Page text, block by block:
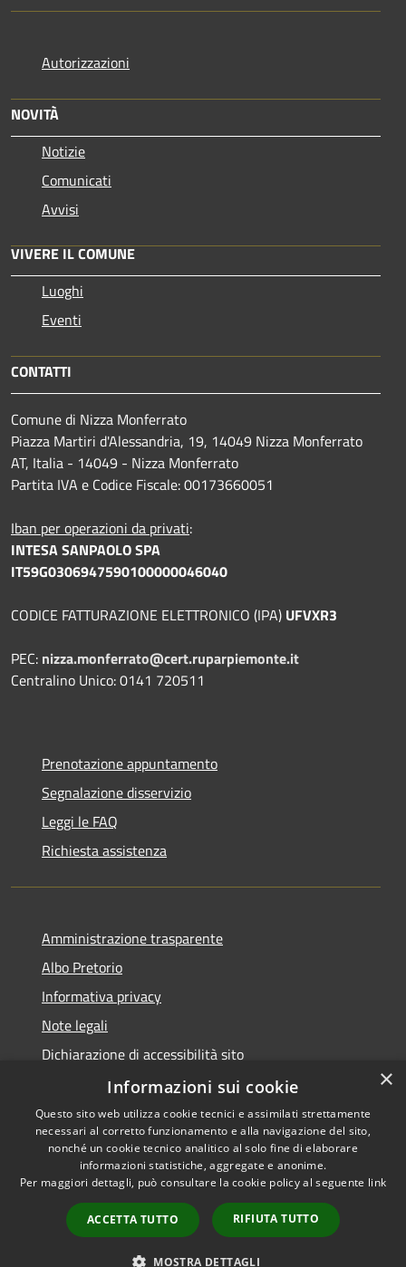
Autorizzazioni
NOVITÀ
Notizie
Comunicati
Avvisi
VIVERE IL COMUNE
Luoghi
Eventi
CONTATTI
Comune di Nizza Monferrato
Piazza Martiri d'Alessandria, 19, 14049 Nizza Monferrato
AT, Italia - 14049 - Nizza Monferrato
Partita IVA e Codice Fiscale: 00173660051
Iban per operazioni da privati:
INTESA SANPAOLO SPA
IT59G0306947590100000046040
CODICE FATTURAZIONE ELETTRONICO (IPA) UFVXR3
PEC: nizza.monferrato@cert.ruparpiemonte.it
Centralino Unico: 0141 720511
Prenotazione appuntamento
Segnalazione disservizio
Leggi le FAQ
Richiesta assistenza
Amministrazione trasparente
Albo Pretorio
Informativa privacy
Note legali
Dichiarazione di accessibilità sito
Dichiarazione di accessibilità app Municipium
RSS
Accessibilità
•Accesso redazione
×
Informazioni sui cookie
Questo sito web utilizza cookie tecnici e assimilati strettamente
necessari al corretto funzionamento e alla navigazione del sito,
nonché un cookie tecnico analitico al solo fine di elaborare
informazioni statistiche, aggregate e anonime.
Per maggiori dettagli, può consultare la cookie policy al seguente link
ACCETTA TUTTO RIFIUTA TUTTO
MOSTRA DETTAGLI